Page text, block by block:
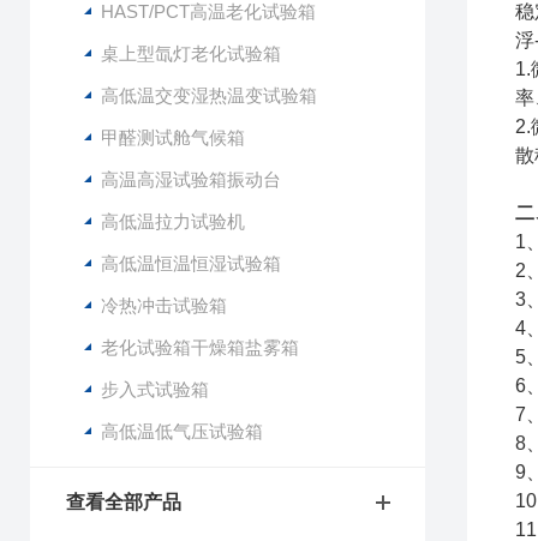
HAST/PCT高温老化试验箱
桌上型氙灯老化试验箱
高低温交变湿热温变试验箱
甲醛测试舱气候箱
高温高湿试验箱振动台
高低温拉力试验机
高低温恒温恒湿试验箱
冷热冲击试验箱
老化试验箱干燥箱盐雾箱
步入式试验箱
高低温低气压试验箱
查看全部产品
浮
1.
率
2.
散
二
1
2
3
4
5
6
7
8
9